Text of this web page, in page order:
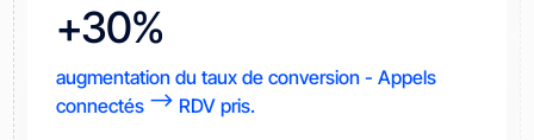
+30%
augmentation du taux de conversion - Appels
connectés --> RDV pris.